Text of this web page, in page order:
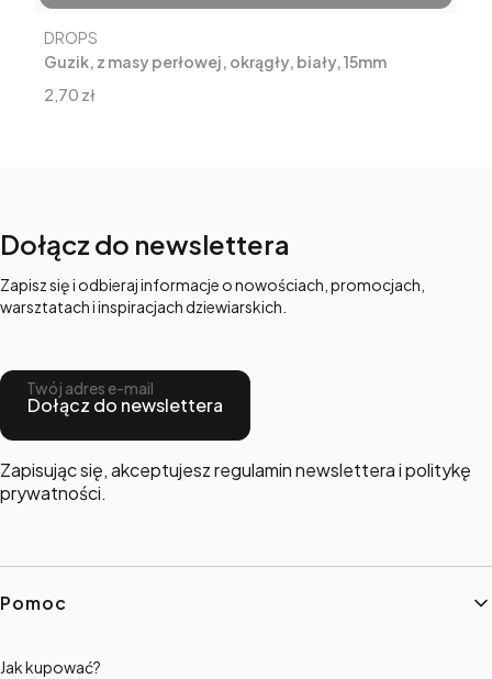
Guzik, z masy perłowej, okrągły, biały, 15mm
Producent
DROPS
Cena
2,70 zł
Dołącz do newslettera
Zapisz się i odbieraj informacje o nowościach, promocjach,
warsztatach i inspiracjach dziewiarskich.
Twój adres e-mail
Dołącz do newslettera
Zapisując się, akceptujesz regulamin newslettera i politykę
prywatności.
Linki w stopce
Pomoc
Jak kupować?